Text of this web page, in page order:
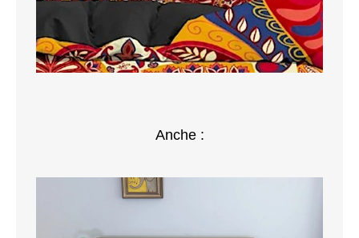
CONTATTACI
Anche :